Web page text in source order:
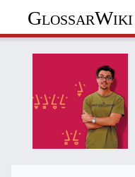
GlossarWiki